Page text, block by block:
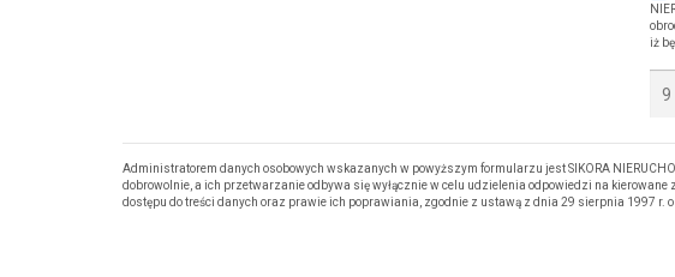
iż
Administratorem danych osobowych wskazanych w powyższym formularzu jest SIKORA
dobrowolnie, a ich przetwarzanie odbywa się wyłącznie w celu udzielenia odpowiedzi na
dostępu do treści danych oraz prawie ich poprawiania, zgodnie z ustawą z dnia 29 sierpnia 1997 r.